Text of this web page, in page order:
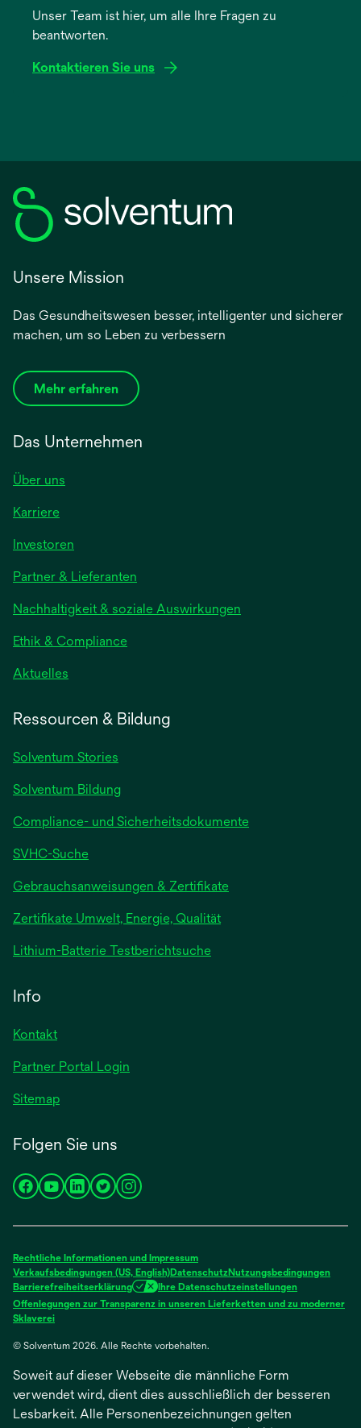
neuen
Registerkarte
Unser Team ist hier, um alle Ihre Fragen zu
beantworten.
Kontaktieren Sie uns
Unsere Mission
Das Gesundheitswesen besser, intelligenter und sicherer
machen, um so Leben zu verbessern
Mehr erfahren
Das Unternehmen
Über uns
Karriere
Investoren
Partner & Lieferanten
Nachhaltigkeit & soziale Auswirkungen
Ethik & Compliance
Aktuelles
Ressourcen & Bildung
Solventum Stories
Solventum Bildung
Compliance- und Sicherheitsdokumente
SVHC-Suche
Gebrauchsanweisungen & Zertifikatewird
Zertifikate Umwelt, Energie, Qualität
Lithium-Batterie Testberichtsuchewird
Info
Kontakt
Partner Portal Login
Sitemap
Folgen Sie uns
wird
neuen
Registerkarte
geöffnet
wird
neuen
Registerkarte
geöffnet
wird
neuen
Registerkarte
geöffnet
wird
neuen
Registerkarte
geöffnet
wird
neuen
Registerkarte
geöffnet
Rechtliche Informationen und Impressum
Verkaufsbedingungen (US, English)DatenschutzNutzungsbedingungen
Barrierefreiheitserklärung
Ihre Datenschutzeinstellungen
Offenlegungen zur Transparenz in unseren Lieferketten und zu moderner
Sklavereiwird
einer
Registerkarte
geöffnet
© Solventum 2026. Alle Rechte vorbehalten.
Soweit auf dieser Webseite die männliche Form
verwendet wird, dient dies ausschließlich der besseren
Lesbarkeit. Alle Personenbezeichnungen gelten